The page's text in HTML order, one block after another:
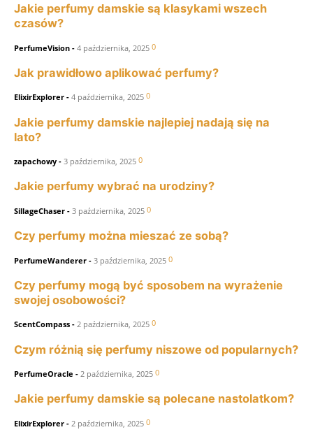
Jakie perfumy damskie są klasykami wszech
czasów?
PerfumeVision - 4 października, 2025 0
Jak prawidłowo aplikować perfumy?
ElixirExplorer - 4 października, 2025 0
Jakie perfumy damskie najlepiej nadają się na
lato?
zapachowy - 3 października, 2025 0
Jakie perfumy wybrać na urodziny?
SillageChaser - 3 października, 2025 0
Czy perfumy można mieszać ze sobą?
PerfumeWanderer - 3 października, 2025 0
Czy perfumy mogą być sposobem na wyrażenie
swojej osobowości?
ScentCompass - 2 października, 2025 0
Czym różnią się perfumy niszowe od popularnych?
PerfumeOracle - 2 października, 2025 0
Jakie perfumy damskie są polecane nastolatkom?
ElixirExplorer - 2 października, 2025 0